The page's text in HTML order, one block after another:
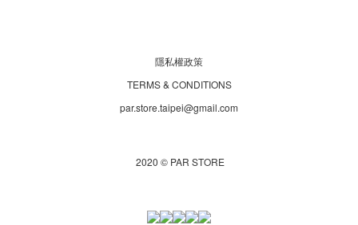
隱私權政策
TERMS & CONDITIONS
par.store.taipei@gmail.com
2020 © PAR STORE